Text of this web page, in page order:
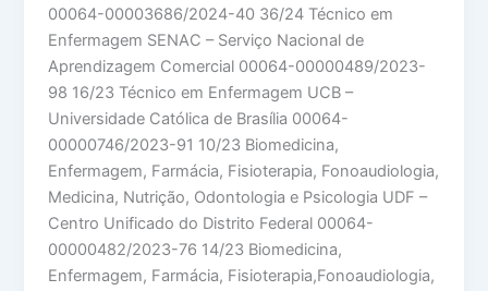
00064-00003686/2024-40 36/24 Técnico em
Enfermagem SENAC – Serviço Nacional de
Aprendizagem Comercial 00064-00000489/2023-
98 16/23 Técnico em Enfermagem UCB –
Universidade Católica de Brasília 00064-
00000746/2023-91 10/23 Biomedicina,
Enfermagem, Farmácia, Fisioterapia, Fonoaudiologia,
Medicina, Nutrição, Odontologia e Psicologia UDF –
Centro Unificado do Distrito Federal 00064-
00000482/2023-76 14/23 Biomedicina,
Enfermagem, Farmácia, Fisioterapia,Fonoaudiologia,